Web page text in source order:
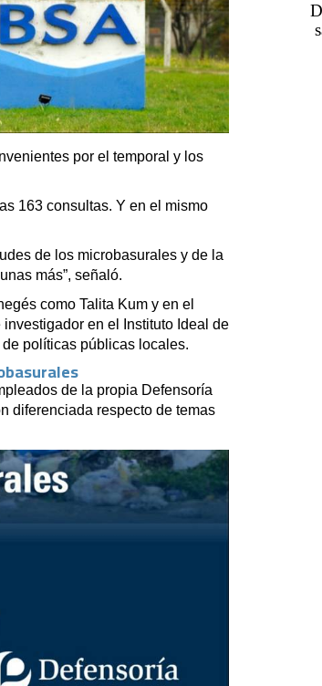
por el temporal y los
163 consultas. Y en el mismo
de los microbasurales y de la
más”, señaló.
como Talita Kum y en el
en el Instituto Ideal de
políticas públicas locales.
de la propia Defensoría
diferenciada respecto de temas